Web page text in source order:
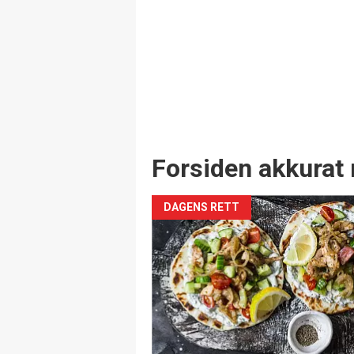
Forsiden akkurat
DAGENS RETT